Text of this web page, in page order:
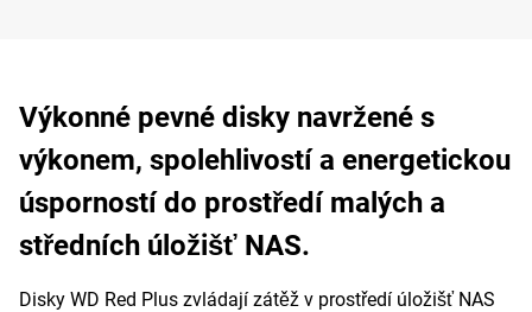
Výkonné pevné disky navržené s
výkonem, spolehlivostí a energetickou
úsporností do prostředí malých a
středních úložišť NAS.
Disky WD Red Plus zvládají zátěž v prostředí úložišť NAS